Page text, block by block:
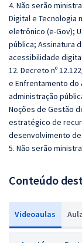
4. Não serão
Digital e Tecnologia
eletrônico (e-Gov);
pública; Assinatura
acessibilidade
12. Decreto nº
e Enfrentamento do
administração
Noções de Gestão
estratégico de
desenvolvimento
5. Não serão
Conteúdo
Videoaulas